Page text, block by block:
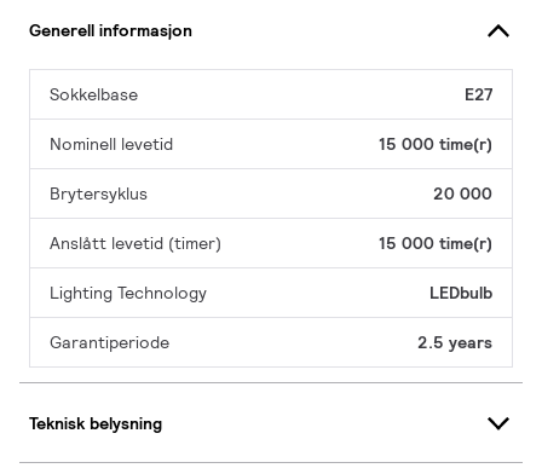
Generell informasjon
Sokkelbase E27
Nominell levetid 15 000 time(r)
Brytersyklus 20 000
Anslått levetid (timer) 15 000 time(r)
Lighting Technology LEDbulb
Garantiperiode 2.5 years
Teknisk belysning